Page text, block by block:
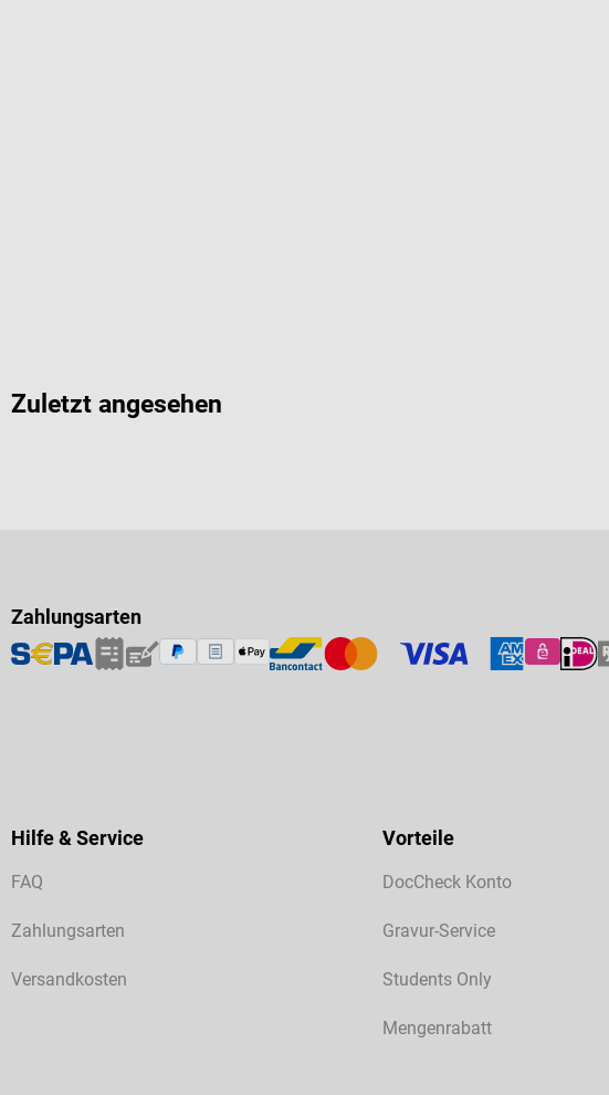
Zuletzt angesehen
Zahlungsarten
Hilfe & Service
FAQ
Zahlungsarten
Versandkosten
Vorteile
DocCheck Konto
Gravur-Service
Students Only
Mengenrabatt